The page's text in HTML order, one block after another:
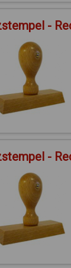
-
-